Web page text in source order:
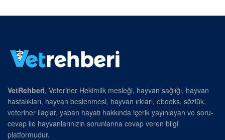
VetRehberi, Veteriner Hekimlik mesleği, hayvan sağlığı, hayvan
hastalıkları, hayvan beslenmesi, hayvan ırkları, ebooks, sözlük,
veteriner ilaçlar, yaban hayatı hakkında içerik yayınlayan ve soru-
cevap ile hayvanlarınızın sorunlarına cevap veren bilgi
platformudur.